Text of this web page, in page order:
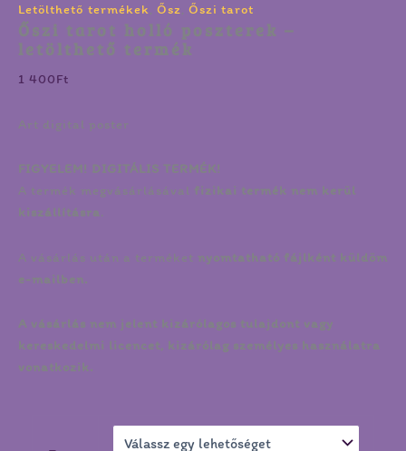
Letölthető termékek, Ősz, Őszi tarot
Őszi tarot holló poszterek –
letölthető termék
1 400Ft
Art digital poster
FIGYELEM! DIGITÁLIS TERMÉK!
A termék megvásárlásával fizikai termék nem kerül
kiszállításra.
A vásárlás után a terméket nyomtatható fájlként küldöm
e-mailben.
A vásárlás nem jelent kizárólagos tulajdont vagy
kereskedelmi licencet, kizárólag személyes használatra
vonatkozik.